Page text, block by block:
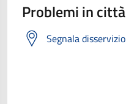
Problemi in città
Segnala disservizio